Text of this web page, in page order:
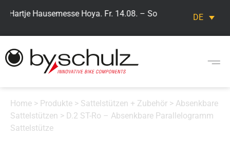
> Hartje Hausemesse Hoya. Fr. 14.08. – So. 16.08. Besuchen
DE
Home > Produkte > Sattelstützen + Zubehör > Absenkbare
Sattelstützen > D.2 ST-Ro – Absenkbare Parallelogramm
Sattelstütze